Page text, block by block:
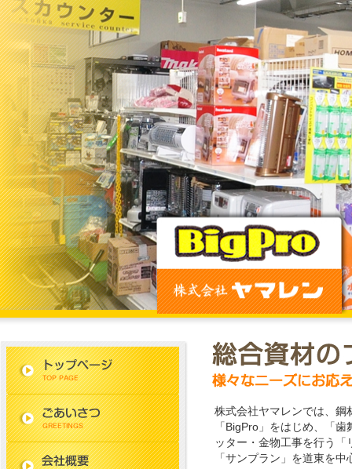
トップページ
土木建築資材
株式会社ヤマレンでは、鋼
「BigPro」をはじめ、「
ッター・金物工事を行う
「サンプラン」を道東を